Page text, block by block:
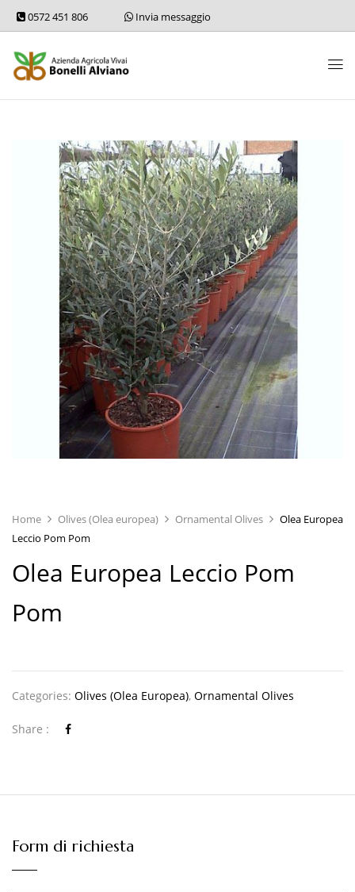
0572 451 806 Invia messaggio
Home Olives (Olea europea) Ornamental Olives
Olea Europea
Leccio Pom Pom
Olea Europea Leccio Pom
Pom
Categories: Olives (Olea Europea), Ornamental Olives
Share :
Form di richiesta